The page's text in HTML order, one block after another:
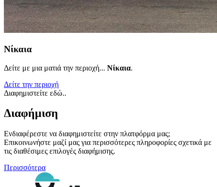
Νίκαια
Δείτε με μια ματιά την περιοχή... Νίκαια.
Δείτε την περιοχή
Διαφημιστείτε εδώ..
Διαφήμιση
Ενδιαφέρεστε να διαφημιστείτε στην πλατφόρμα μας;
Επικοινωνήστε μαζί μας για περισσότερες πληροφορίες σχετικά με
τις διαθέσιμες επιλογές διαφήμισης.
Περισσότερα